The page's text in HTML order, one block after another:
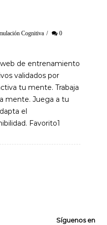
Cognitiva /
0
de entrenamiento
validados por
tu mente. Trabaja
mente. Juega a tu
el
Favorito1
Síguenos en